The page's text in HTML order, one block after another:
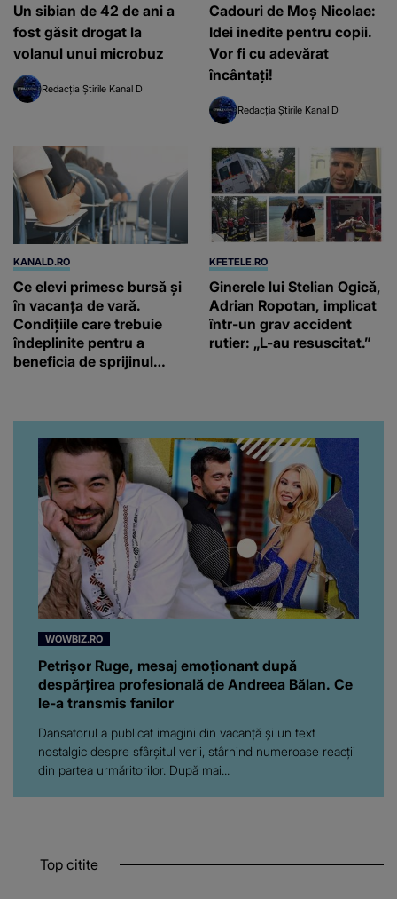
Un sibian de 42 de ani a
fost găsit drogat la
volanul unui microbuz
Redacția Știrile Kanal D
Cadouri de Moș Nicolae:
Idei inedite pentru copii.
Vor fi cu adevărat
încântați!
Redacția Știrile Kanal D
KANALD.RO
Ce elevi primesc bursă și
în vacanța de vară.
Condițiile care trebuie
îndeplinite pentru a
beneficia de sprijinul
KFETELE.RO
Ginerele lui Stelian Ogică,
Adrian Ropotan, implicat
într-un grav accident
rutier: „L-au resuscitat.”
WOWBIZ.RO
Petrișor Ruge, mesaj emoționant după
despărțirea profesională de Andreea Bălan. Ce
le-a transmis fanilor
Dansatorul a publicat imagini din vacanță și un text
nostalgic despre sfârșitul verii, stârnind numeroase reacții
din partea urmăritorilor. După mai...
Top citite